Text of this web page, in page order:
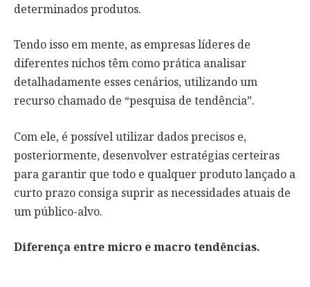
determinados produtos.
Tendo isso em mente, as empresas líderes de
diferentes nichos têm como prática analisar
detalhadamente esses cenários, utilizando um
recurso chamado de “pesquisa de tendência”.
Com ele, é possível utilizar dados precisos e,
posteriormente, desenvolver estratégias certeiras
para garantir que todo e qualquer produto lançado a
curto prazo consiga suprir as necessidades atuais de
um público-alvo.
Diferença entre micro e macro tendências.